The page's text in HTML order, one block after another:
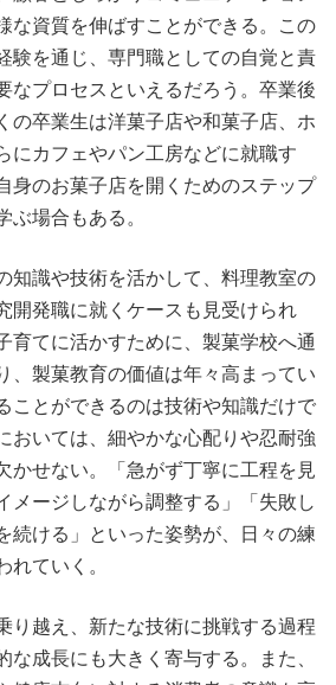
な資質を伸ばすことができる。この
験を通じ、専門職としての自覚と責
なプロセスといえるだろう。卒業後
の卒業生は洋菓子店や和菓子店、ホ
にカフェやパン工房などに就職す
身のお菓子店を開くためのステップ
ぶ場合もある。
知識や技術を活かして、料理教室の
開発職に就くケースも見受けられ
育てに活かすために、製菓学校へ通
、製菓教育の価値は年々高まってい
ことができるのは技術や知識だけで
おいては、細やかな心配りや忍耐強
かせない。「急がず丁寧に工程を見
メージしながら調整する」「失敗し
続ける」といった姿勢が、日々の練
ていく。
り越え、新たな技術に挑戦する過程
な成長にも大きく寄与する。また、